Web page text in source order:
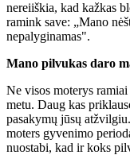
nereiiškia, kad kažkas
ramink save: „Mano
nepalyginamas".
Mano pilvukas daro
Ne visos moterys
metu. Daug kas
pasakymų jūsų
moters gyvenimo
nuostabi, kad ir koks